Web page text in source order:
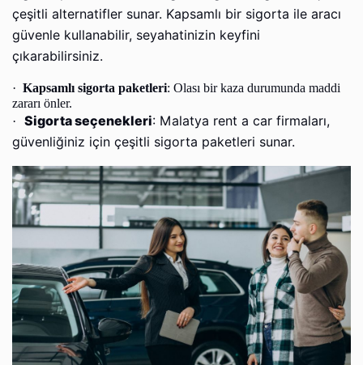
çeşitli alternatifler sunar. Kapsamlı bir sigorta ile aracı
güvenle kullanabilir, seyahatinizin keyfini
çıkarabilirsiniz.
· Kapsamlı sigorta paketleri: Olası bir kaza durumunda maddi
zararı önler.
·
Sigorta seçenekleri: Malatya rent a car firmaları,
güvenliğiniz için çeşitli sigorta paketleri sunar.